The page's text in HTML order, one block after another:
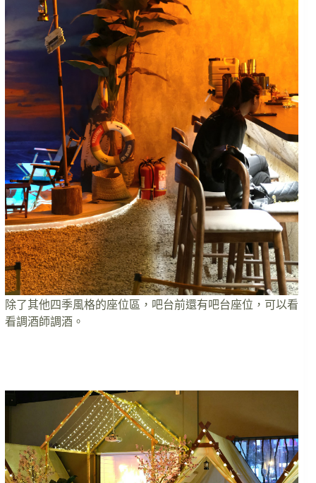
除了其他四季風格的座位區，吧台前還有吧台座位，可以看
看調酒師調酒。